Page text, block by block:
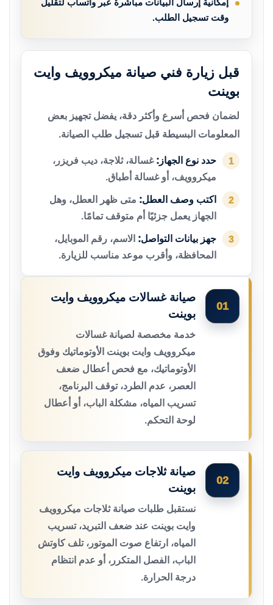
إمكانية إرسال البيانات مباشرة عبر واتساب لتقليل
وقت تسجيل الطلب.
قبل زيارة فني صيانة ميكروويف وايت
بوينت
لضمان فحص أسرع وأكثر دقة، يفضل تجهيز بعض
المعلومات البسيطة قبل تسجيل طلب الصيانة.
1 حدد نوع الجهاز: غسالة، ثلاجة، ديب فريزر،
ميكروويف، أو غسالة أطباق.
2 اكتب وصف العطل: متى ظهر العطل، وهل
الجهاز يعمل جزئيًا أم متوقف تمامًا.
3 جهز بيانات التواصل: الاسم، رقم الموبايل،
المحافظة، وأقرب موعد مناسب للزيارة.
01
صيانة غسالات ميكروويف وايت
بوينت
خدمة مخصصة لصيانة غسالات
ميكروويف وايت بوينت الأوتوماتيك وفوق
الأوتوماتيك، مع فحص أعطال ضعف
العصر، عدم الطرد، توقف البرنامج،
تسريب المياه، مشكلة الباب، أو أعطال
لوحة التحكم.
02
صيانة ثلاجات ميكروويف وايت
بوينت
نستقبل طلبات صيانة ثلاجات ميكروويف
وايت بوينت عند ضعف التبريد، تسريب
المياه، ارتفاع صوت الموتور، تلف كاوتش
الباب، الفصل المتكرر، أو عدم انتظام
درجة الحرارة.